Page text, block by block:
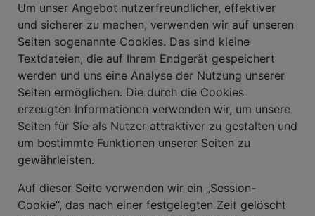
Um unser Angebot nutzerfreundlicher, effektiver
und sicherer zu machen, verwenden wir auf unseren
Seiten sogenannte Cookies. Das sind kleine
Textdateien, die auf Ihrem Endgerät gespeichert
werden und uns eine Analyse der Nutzung unserer
Seiten ermöglichen. Die durch die Cookies
erzeugten Informationen verwenden wir, um unsere
Seiten für Sie als Nutzer attraktiver zu gestalten und
um bestimmte Funktionen unserer Seiten zu
gewährleisten.
Auf dieser Seite verwenden wir ein „Session-
Cookie“, das nach einer festgelegten Zeit gelöscht